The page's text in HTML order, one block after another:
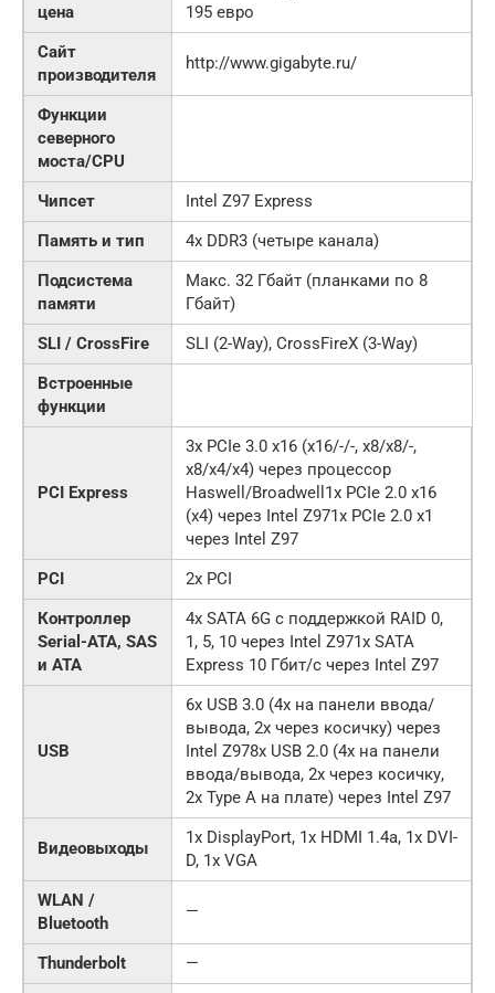
цена
195 евро
Сайт
производителя
http://www.gigabyte.ru/
Функции
северного
моста/CPU
Чипсет
Intel Z97 Express
Память и тип
4x DDR3 (четыре канала)
Подсистема
памяти
Макс. 32 Гбайт (планками по 8
Гбайт)
SLI / CrossFire
SLI (2-Way), CrossFireX (3-Way)
Встроенные
функции
PCI Express
3x PCIe 3.0 x16 (x16/-/-, x8/x8/-,
x8/x4/x4) через процессор
Haswell/Broadwell1x PCIe 2.0 x16
(x4) через Intel Z971x PCIe 2.0 x1
через Intel Z97
PCI
2x PCI
Контроллер
Serial-ATA, SAS
и ATA
4x SATA 6G с поддержкой RAID 0,
1, 5, 10 через Intel Z971x SATA
Express 10 Гбит/с через Intel Z97
USB
6x USB 3.0 (4x на панели ввода/
вывода, 2x через косичку) через
Intel Z978x USB 2.0 (4x на панели
ввода/вывода, 2x через косичку,
2x Type A на плате) через Intel Z97
Видеовыходы
1x DisplayPort, 1x HDMI 1.4a, 1x DVI-
D, 1x VGA
WLAN /
Bluetooth
—
Thunderbolt
—